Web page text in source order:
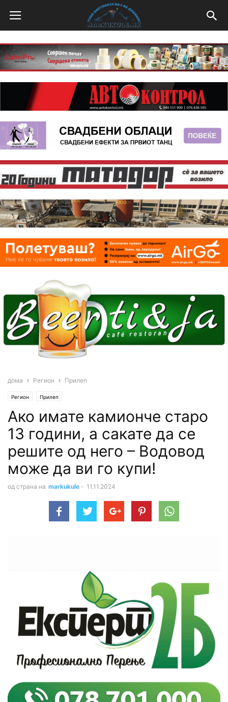
дома Регион Прилеп
Регион Прилеп
Ако имате камионче старо
13 години, а сакате да се
решите од него – Водовод
може да ви го купи!
од страна на markukule - 11.11.2024